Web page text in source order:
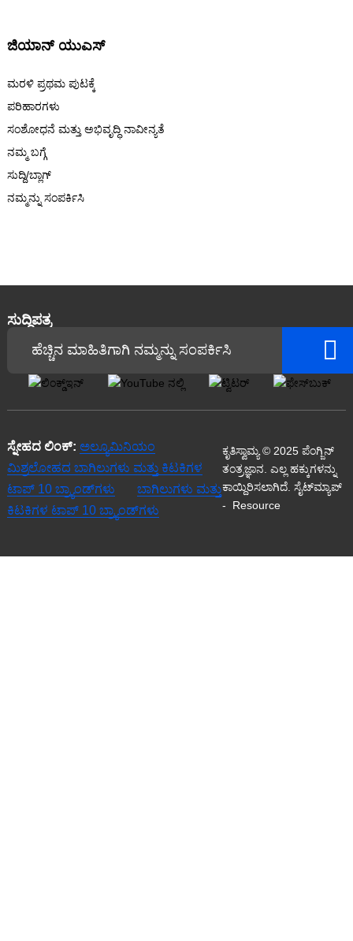
ಜಿಯಾನ್ ಯುಎಸ್
ಮರಳಿ ಪ್ರಥಮ ಪುಟಕ್ಕೆ
ಪರಿಹಾರಗಳು
ಸಂಶೋಧನೆ ಮತ್ತು ಅಭಿವೃದ್ಧಿ ನಾವೀನ್ಯತೆ
ನಮ್ಮ ಬಗ್ಗೆ
ಸುದ್ದಿ/ಬ್ಲಾಗ್
ನಮ್ಮನ್ನು ಸಂಪರ್ಕಿಸಿ
ಸುದ್ದಿಪತ್ರ
ಹೆಚ್ಚಿನ ಮಾಹಿತಿಗಾಗಿ ನಮ್ಮನ್ನು ಸಂಪರ್ಕಿಸಿ
ಸ್ನೇಹದ ಲಿಂಕ್: ಅಲ್ಯೂಮಿನಿಯಂ
ಮಿಶ್ರಲೋಹದ ಬಾಗಿಲುಗಳು ಮತ್ತು ಕಿಟಕಿಗಳ
ಟಾಪ್ 10 ಬ್ರ್ಯಾಂಡ್‌ಗಳು
ಬಾಗಿಲುಗಳು ಮತ್ತು
ಕಿಟಕಿಗಳ ಟಾಪ್ 10 ಬ್ರ್ಯಾಂಡ್‌ಗಳು
ಕೃತಿಸ್ವಾಮ್ಯ © 2025 ಪೆಂಗ್ಜಿನ್
ತಂತ್ರಜ್ಞಾನ. ಎಲ್ಲ ಹಕ್ಕುಗಳನ್ನು
ಕಾಯ್ದಿರಿಸಲಾಗಿದೆ. ಸೈಟ್‌ಮ್ಯಾಪ್
-
Resource